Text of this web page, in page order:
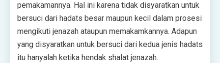
pemakamannya. Hal ini karena tidak disyaratkan untuk
bersuci dari hadats besar maupun kecil dalam prosesi
mengikuti jenazah ataupun memakamkannya. Adapun
yang disyaratkan untuk bersuci dari kedua jenis hadats
itu hanyalah ketika hendak shalat jenazah.